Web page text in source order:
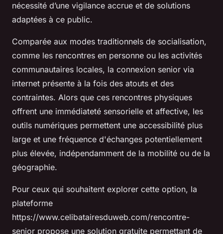
nécessité d’une vigilance accrue et de solutions
adaptées à ce public.
Comparée aux modes traditionnels de socialisation,
comme les rencontres en personne ou les activités
communautaires locales, la connexion senior via
internet présente à la fois des atouts et des
contraintes. Alors que ces rencontres physiques
offrent une immédiateté sensorielle et affective, les
outils numériques permettent une accessibilité plus
large et une fréquence d'échanges potentiellement
plus élevée, indépendamment de la mobilité ou de la
géographie.
Pour ceux qui souhaitent explorer cette option, la
plateforme
https://www.celibatairesduweb.com/rencontre-
senior propose une solution gratuite permettant de